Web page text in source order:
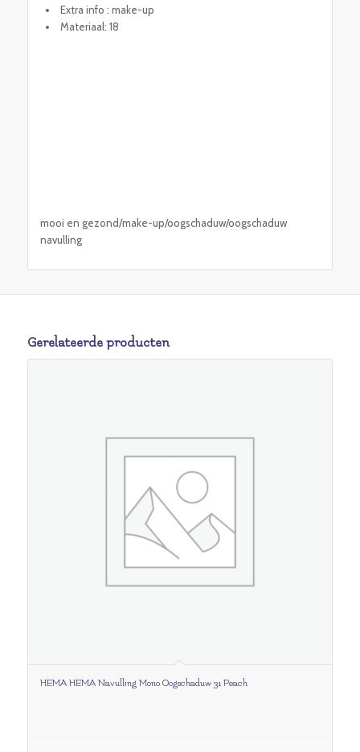
Extra info : make-up
Materiaal: 18
mooi en gezond/make-up/oogschaduw/oogschaduw
navulling
Gerelateerde producten
HEMA HEMA Navulling Mono Oogschaduw 31 Peach